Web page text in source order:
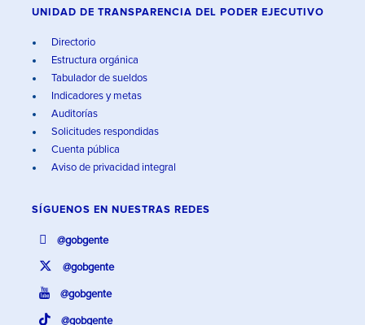
UNIDAD DE TRANSPARENCIA DEL PODER EJECUTIVO
Directorio
Estructura orgánica
Tabulador de sueldos
Indicadores y metas
Auditorías
Solicitudes respondidas
Cuenta pública
Aviso de privacidad integral
SÍGUENOS EN NUESTRAS REDES
@gobgente
@gobgente
@gobgente
@gobgente